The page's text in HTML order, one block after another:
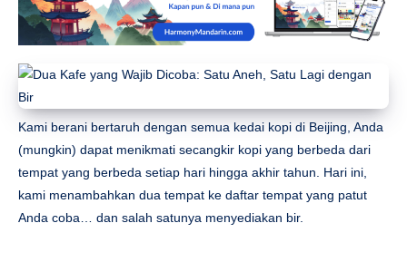
Kami berani bertaruh dengan semua kedai kopi di Beijing, Anda
(mungkin) dapat menikmati secangkir kopi yang berbeda dari
tempat yang berbeda setiap hari hingga akhir tahun. Hari ini,
kami menambahkan dua tempat ke daftar tempat yang patut
Anda coba… dan salah satunya menyediakan bir.